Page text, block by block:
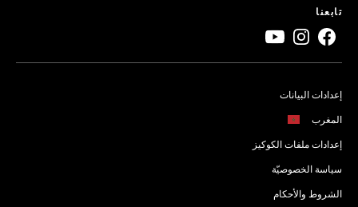
تابعنا
إعدادات البيانات
المغرب
إعدادات ملفات الكوكيز
سياسة الخصوصيّة
الشروط والأحكام